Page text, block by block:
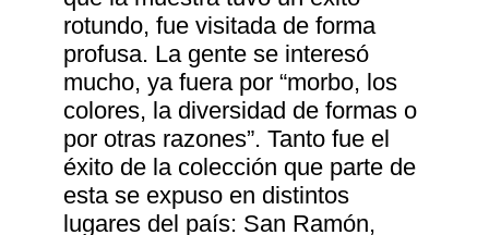
rotundo, fue visitada de forma
profusa. La gente se interesó
mucho, ya fuera por “morbo, los
colores, la diversidad de formas o
por otras razones”. Tanto fue el
éxito de la colección que parte de
esta se expuso en distintos
lugares del país: San Ramón,